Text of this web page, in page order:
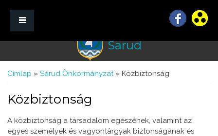
Sarud
Jelenlegi hely
Címlap » Sarud Önkormányzat» Közbiztonság
Közbiztonság
A közbiztonság a társadalom egészének, valamint az
egyes személyek és vagyontárgyak biztonságának és